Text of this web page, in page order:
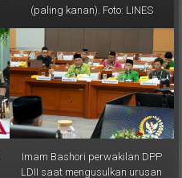
Imam Bashori perwakilan DPP
LDII saat mengusulkan urusan
haji pada satu kementerian